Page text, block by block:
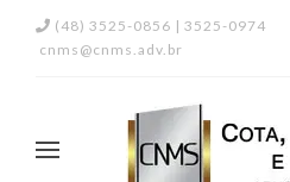
(48) 3525-0856 | 3525-0974
cnms@cnms.adv.br